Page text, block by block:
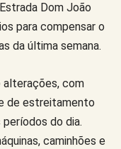
Dom João
para compensar o
da última semana.
alterações, com
de estreitamento
do dia.
caminhões e